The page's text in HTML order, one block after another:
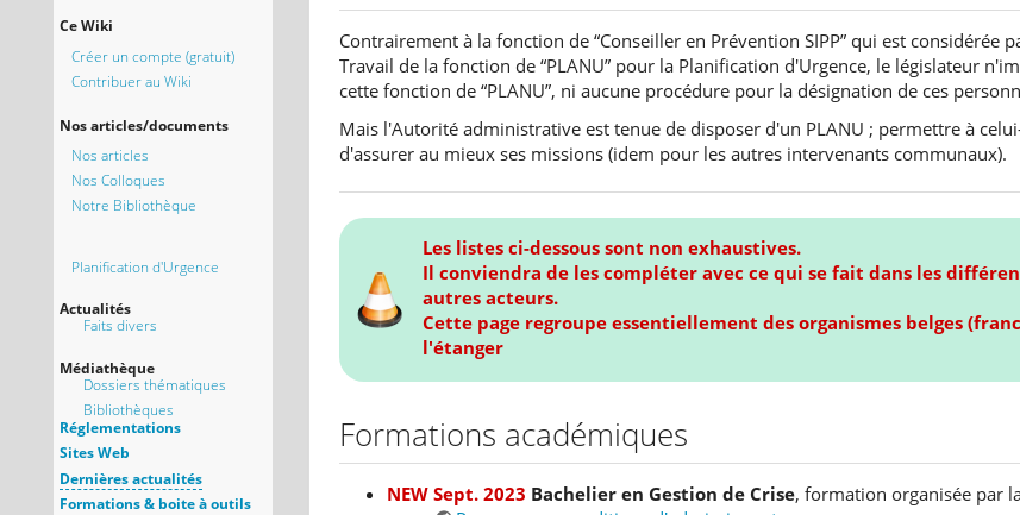
Ce Wiki
Créer un compte (gratuit)
Contribuer au Wiki
Nos articles/documents
Nos articles
Nos Colloques
Notre Bibliothèque
Planification d'Urgence
Actualités
Faits divers
Médiathèque
Dossiers thématiques
Bibliothèques
Réglementations
Sites Web
Dernières actualités
Formations & boite à outils
Contrairement à la fonction de “Conseiller en Prévention SIPP” qui est
Travail de la fonction de “PLANU” pour la Planification d'Urgence, le législateur
cette fonction de “PLANU”, ni aucune procédure pour la désignation de ces
Mais l'Autorité administrative est tenue de disposer d'un PLANU ; permettre à
d'assurer au mieux ses missions (idem pour les autres intervenants communaux).
Les listes ci-dessous sont non exhaustives.
Il conviendra de les compléter avec ce qui se fait dans les
autres acteurs.
Cette page regroupe essentiellement des organismes belges
l'étanger
Formations académiques
NEW Sept. 2023 Bachelier en Gestion de Crise, formation organisée par